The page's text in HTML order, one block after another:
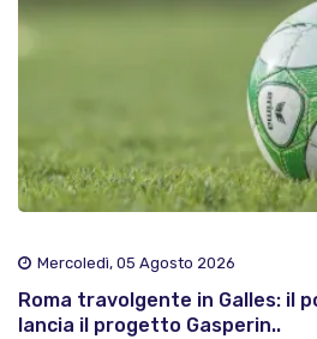
Mercoledì, 05 Agosto 2026
Roma travolgente in Galles: il
lancia il progetto Gasperin..